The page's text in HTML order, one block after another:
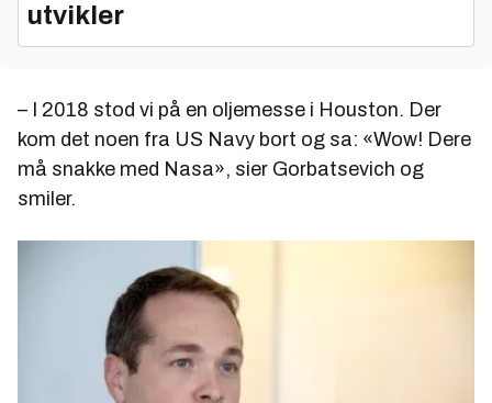
utvikler
– I 2018 stod vi på en oljemesse i Houston. Der
kom det noen fra US Navy bort og sa: «Wow! Dere
må snakke med Nasa», sier Gorbatsevich og
smiler.